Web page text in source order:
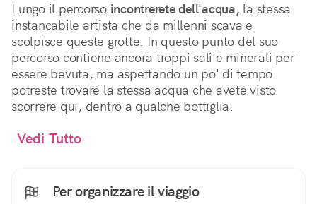
Lungo il percorso incontrerete dell'acqua, la stessa
instancabile artista che da millenni scava e
scolpisce queste grotte. In questo punto del suo
percorso contiene ancora troppi sali e minerali per
essere bevuta, ma aspettando un po' di tempo
potreste trovare la stessa acqua che avete visto
scorrere qui, dentro a qualche bottiglia.
Vedi Tutto
Per organizzare il viaggio